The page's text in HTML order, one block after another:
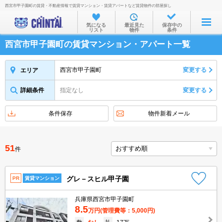
お部屋を探す
沿線・駅から
住所から
物件特集から
不動産会社から
TOP
西宮市甲子園町の賃貸・不動産情報で賃貸マンション・賃貸アパートなど賃貸物件の部屋探し
気になる
リスト
最近見た
物件
保存中の
条件
西宮市甲子園町の賃貸マンション・アパート一覧
エリア 西宮市甲子園町 変更する
詳細条件 指定なし 変更する
条件保存 物件新着メール
51件
PR 賃貸マンション グレ－スヒル甲子園
兵庫県西宮市甲子園町
8.5万円(管理費等：5,000円)